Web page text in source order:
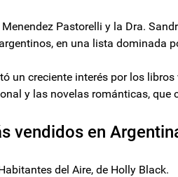
Pastorelli y la Dra.
en una lista dominada
un creciente interés por los
y las novelas románticas,
vendidos en
del Aire, de Holly Black.